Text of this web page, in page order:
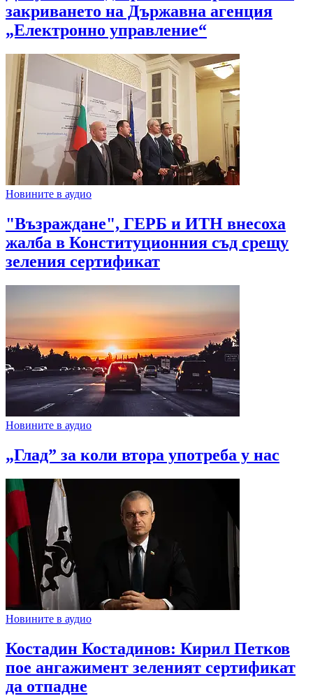
закриването на Държавна агенция
„Електронно управление“
Новините в аудио
"Възраждане", ГЕРБ и ИТН внесоха
жалба в Конституционния съд срещу
зеления сертификат
Новините в аудио
„Глад” за коли втора употреба у нас
Новините в аудио
Костадин Костадинов: Кирил Петков
пое ангажимент зеленият сертификат
да отпадне